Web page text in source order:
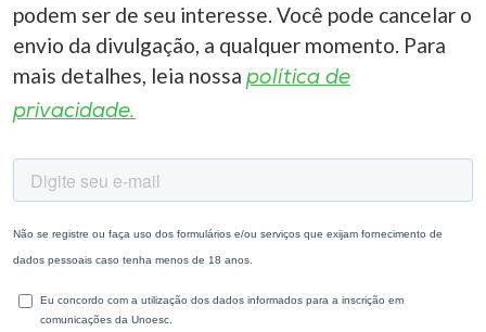
podem ser de seu interesse. Você pode cancelar o
envio da divulgação, a qualquer momento. Para
mais detalhes, leia nossa política de
privacidade.